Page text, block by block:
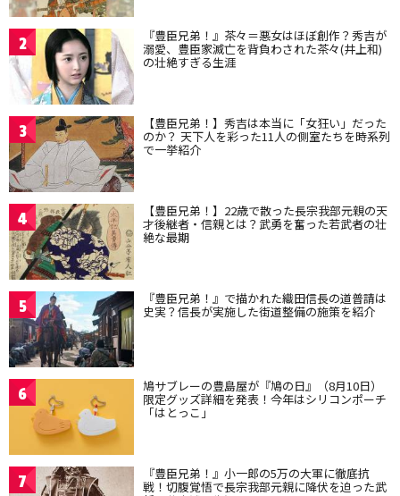
2 『豊臣兄弟！』茶々＝悪女はほぼ創作？秀吉が
溺愛、豊臣家滅亡を背負わされた茶々(井上和)
の壮絶すぎる生涯
3 【豊臣兄弟！】秀吉は本当に「女狂い」だった
のか？ 天下人を彩った11人の側室たちを時系列
で一挙紹介
4 【豊臣兄弟！】22歳で散った長宗我部元親の天
才後継者・信親とは？武勇を奮った若武者の壮
絶な最期
5 『豊臣兄弟！』で描かれた織田信長の道普請は
史実？信長が実施した街道整備の施策を紹介
6 鳩サブレーの豊島屋が『鳩の日』（8月10日）
限定グッズ詳細を発表！今年はシリコンポーチ
「はとっこ」
7 『豊臣兄弟！』小一郎の5万の大軍に徹底抗
戦！切腹覚悟で長宗我部元親に降伏を迫った武